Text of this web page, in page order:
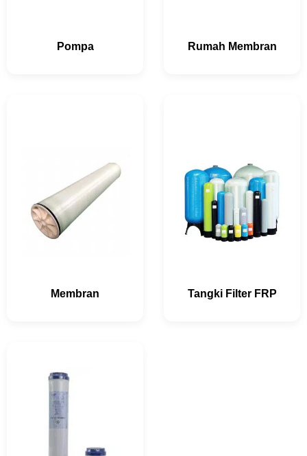
Pompa Rumah Membran
Membran Tangki Filter FRP